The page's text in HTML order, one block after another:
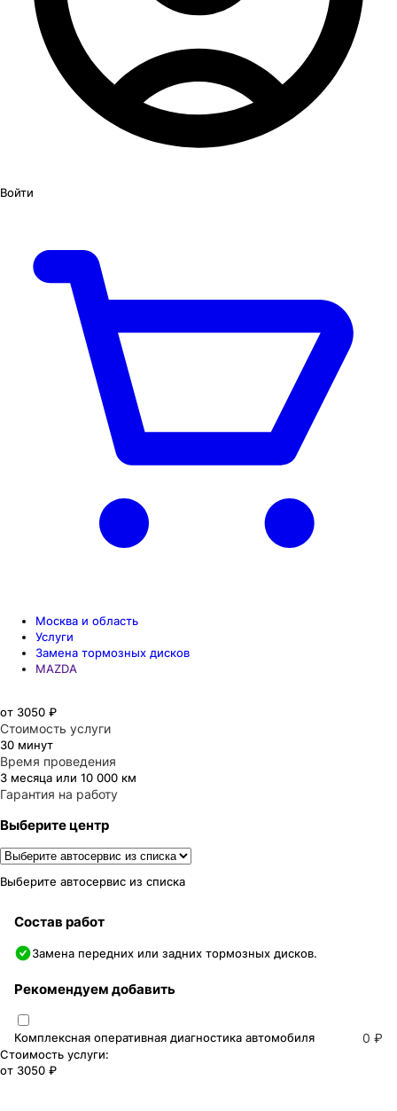
Войти
Москва и область
Услуги
Замена тормозных дисков
MAZDA
от 3050 ₽
Стоимость услуги
30 минут
Время проведения
3 месяца или 10 000 км
Гарантия на работу
Выберите центр
Выберите автосервис из списка
Состав работ
Замена передних или задних тормозных дисков.
Рекомендуем добавить
Комплексная оперативная диагностика автомобиля 0 ₽
Стоимость услуги:
от 3050 ₽